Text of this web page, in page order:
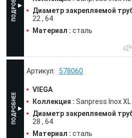
Диаметр закрепляемой
22
64
Материал : сталь
578060
VIEGA
Коллекция : Sanpress Inox XL
Диаметр закрепляемой
28
64
Материал : сталь